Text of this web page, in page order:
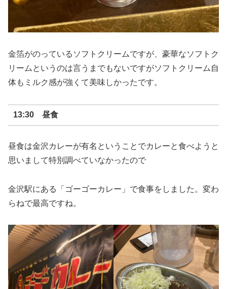
金箔がのっているソフトクリームですが、豪華なソフトク
リームというのは言うまでもないですがソフトクリーム自
体もミルク感が強くて美味しかったです。
13:30 昼食
昼食は金沢カレーが有名ということでカレーと食べようと
思いまして特別調べていなかったので
金沢駅にある「ゴーゴーカレー」で食事をしました。変わ
らねで最高ですね。